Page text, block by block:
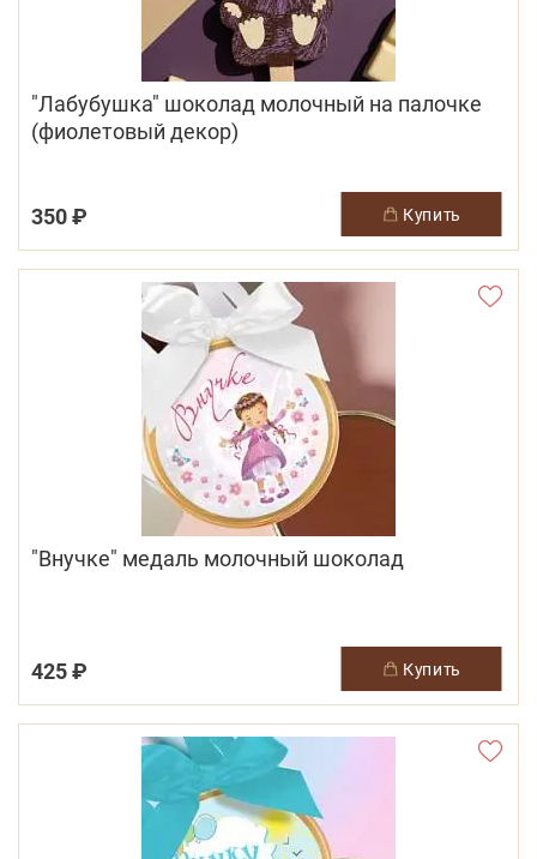
"Лабубушка" шоколад молочный на палочке
(фиолетовый декор)
350 ₽ купить
"Внучке" медаль молочный шоколад
425 ₽ купить